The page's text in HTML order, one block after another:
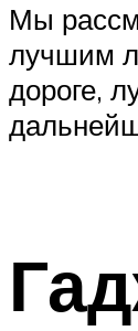
Мы
лучшим
дороге,